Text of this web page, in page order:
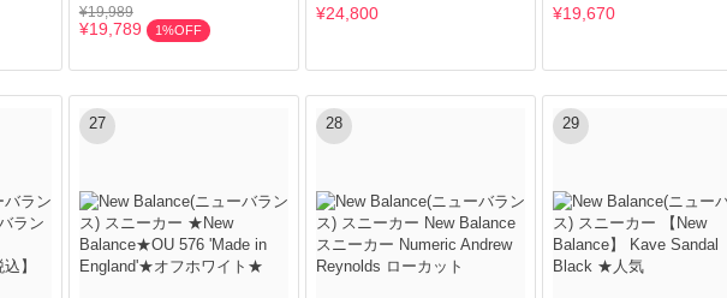
¥19,989
¥19,789 1%OFF
¥24,800 ¥19,670
27 28 29